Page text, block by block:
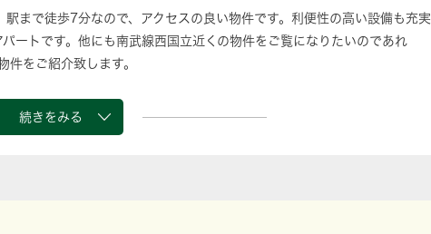
まで徒歩7分なので、アクセスの良い物件です。利便性の高い設備も充実
ートです。他にも南武線西国立近くの物件をご覧になりたいのであれ
件をご紹介致します。
続きをみる